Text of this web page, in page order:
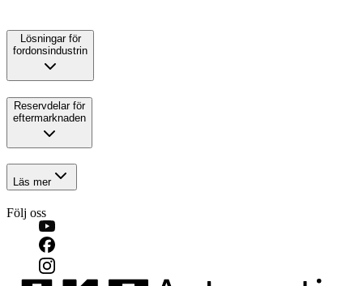
Lösningar för
fordonsindustrin
Reservdelar för
eftermarknaden
Läs mer
Följ oss